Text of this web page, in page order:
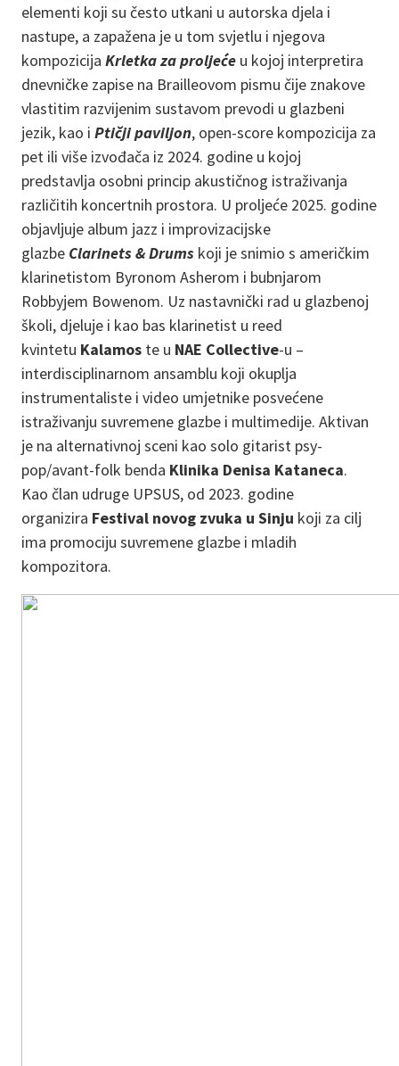
elementi koji su često utkani u autorska djela i
nastupe, a zapažena je u tom svjetlu i njegova
kompozicija Krletka za proljeće u kojoj interpretira
dnevničke zapise na Brailleovom pismu čije znakove
vlastitim razvijenim sustavom prevodi u glazbeni
jezik, kao i Ptičji paviljon, open-score kompozicija za
pet ili više izvođača iz 2024. godine u kojoj
predstavlja osobni princip akustičnog istraživanja
različitih koncertnih prostora. U proljeće 2025. godine
objavljuje album jazz i improvizacijske
glazbe Clarinets & Drums koji je snimio s američkim
klarinetistom Byronom Asherom i bubnjarom
Robbyjem Bowenom. Uz nastavnički rad u glazbenoj
školi, djeluje i kao bas klarinetist u reed
kvintetu Kalamos te u NAE Collective-u –
interdisciplinarnom ansamblu koji okuplja
instrumentaliste i video umjetnike posvećene
istraživanju suvremene glazbe i multimedije. Aktivan
je na alternativnoj sceni kao solo gitarist psy-
pop/avant-folk benda Klinika Denisa Kataneca.
Kao član udruge UPSUS, od 2023. godine
organizira Festival novog zvuka u Sinju koji za cilj
ima promociju suvremene glazbe i mladih
kompozitora.